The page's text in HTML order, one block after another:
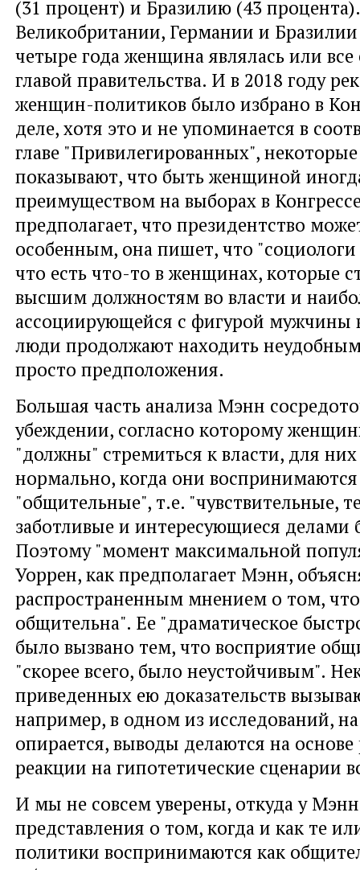
(31 процент) и Бразилию (43
Великобритании, Германии и
четыре года женщина являлась или все
главой правительства. И в 2018 году
женщин-политиков было избрано в
деле, хотя это и не упоминается в
главе "Привилегированных",
показывают, что быть женщиной
преимуществом на выборах в
предполагает, что президентство
особенным, она пишет, что
что есть что-то в женщинах, которые
высшим должностям во власти и
ассоциирующейся с фигурой мужчины
люди продолжают находить
просто предположения.
Большая часть анализа Мэнн
убеждении, согласно которому
"должны" стремиться к власти, для них
нормально, когда они воспринимаются
"общительные", т.е. "чувствительные,
заботливые и интересующиеся делами
Поэтому "момент максимальной
Уоррен, как предполагает Мэнн,
распространенным мнением о том,
общительна". Ее "драматическое
было вызвано тем, что восприятие
"скорее всего, было неустойчивым".
приведенных ею доказательств
например, в одном из исследований,
опирается, выводы делаются на основе
реакции на гипотетические сценарии
И мы не совсем уверены, откуда у Мэнн
представления о том, когда и как те
политики воспринимаются как